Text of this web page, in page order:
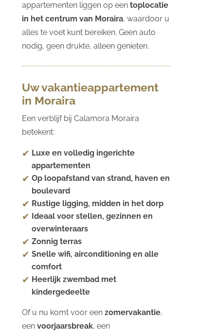
appartementen liggen op een toplocatie
in het centrum van Moraira, waardoor u
alles te voet kunt bereiken. Geen auto
nodig, geen drukte, alleen genieten.
Uw vakantieappartement
in Moraira
Een verblijf bij Calamora Moraira
betekent:
Luxe en volledig ingerichte
appartementen
Op loopafstand van strand, haven en
boulevard
Rustige ligging, midden in het dorp
Ideaal voor stellen, gezinnen en
overwinteraars
Zonnig terras
Snelle wifi, airconditioning en alle
comfort
Heerlijk zwembad met
kindergedeelte
Of u nu komt voor een zomervakantie,
een voorjaarsbreak, een